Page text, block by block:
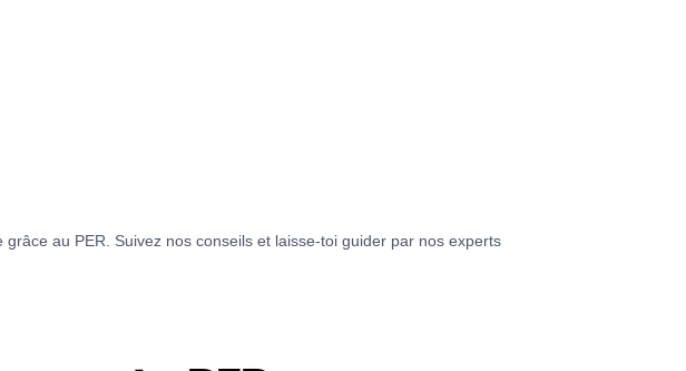
au PER. Suivez nos conseils et laisse-toi guider par nos experts